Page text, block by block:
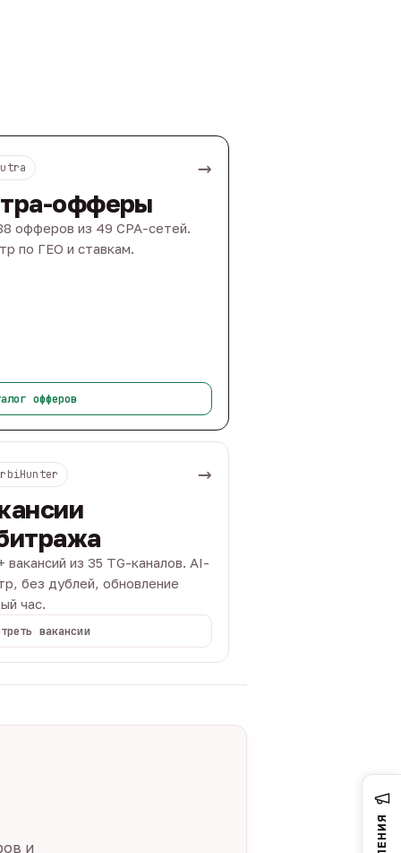
→
офферы
офферов из 49 CPA-сетей.
по ГЕО и ставкам.
офферов
→
вакансий из 35 TG-каналов. AI-
без дублей, обновление
час.
вакансии
и